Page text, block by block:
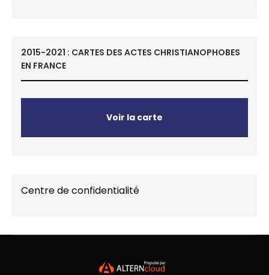
2015-2021 : CARTES DES ACTES CHRISTIANOPHOBES
EN FRANCE
Voir la carte
Centre de confidentialité